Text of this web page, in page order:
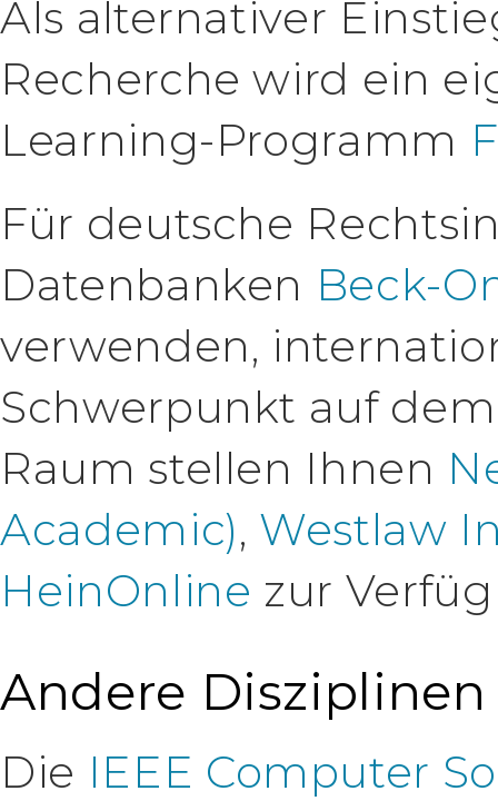
Als alternativer
Recherche wird ein
Learning-Programm
Für deutsche
Datenbanken Beck-
verwenden,
Schwerpunkt auf
Raum stellen Ihnen
Academic), Westlaw
HeinOnline zur
Andere Disziplinen
Die IEEE Computer